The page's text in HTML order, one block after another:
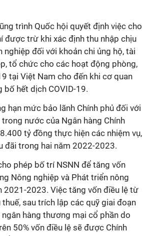
trình Quốc hội quyết định việc cho
được trừ khi xác định thu nhập chịu
nghiệp đối với khoản chi ủng hộ, tài
tổ chức cho các hoạt động phòng,
tại Việt Nam cho đến khi cơ quan
bố hết dịch COVID-19.
hạn mức bảo lãnh Chính phủ đối với
nước của Ngân hàng Chính
tỷ đồng thực hiện các nhiệm vụ,
đãi trong hai năm 2022-2023.
phép bố trí NSNN để tăng vốn
Nông nghiệp và Phát triển nông
2021-2023. Việc tăng vốn điều lệ từ
thuế, sau trích lập các quỹ giai đoạn
hàng thương mại cổ phần do
50% vốn điều lệ sẽ được Chính